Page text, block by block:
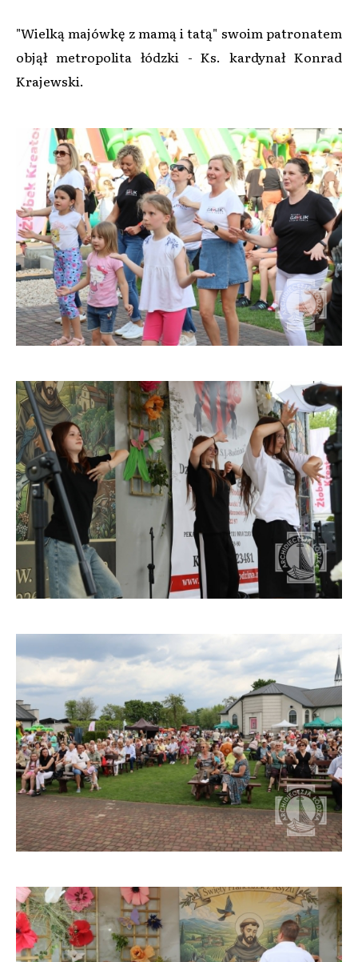
"Wielką majówkę z mamą i tatą" swoim patronatem
objął metropolita łódzki - Ks. kardynał Konrad
Krajewski.